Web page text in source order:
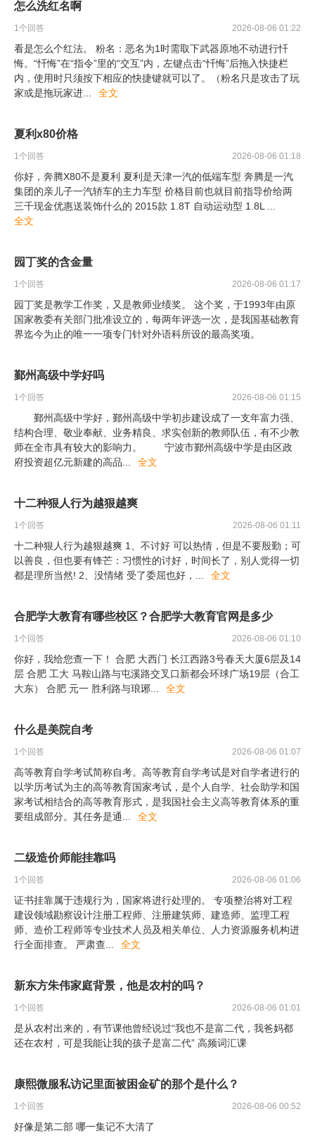
怎么洗红名啊
1个回答 2026-08-06 01:22
看是怎么个红法。 粉名：恶名为1时需取下武器原地不动进行忏
悔。“忏悔”在“指令”里的“交互”内，左键点击“忏悔”后拖入快捷栏
内，使用时只须按下相应的快捷键就可以了。（粉名只是攻击了玩
家或是拖玩家进
全文
夏利x80价格
1个回答 2026-08-06 01:18
你好，奔腾X80不是夏利 夏利是天津一汽的低端车型 奔腾是一汽
集团的亲儿子一汽轿车的主力车型 价格目前也就目前指导价给两
三千现金优惠送装饰什么的 2015款 1.8T 自动运动型 1.8L
全文
园丁奖的含金量
1个回答 2026-08-06 01:17
园丁奖是教学工作奖，又是教师业绩奖。 这个奖，于1993年由原
国家教委有关部门批准设立的，每两年评选一次，是我国基础教育
界迄今为止的唯一一项专门针对外语科所设的最高奖项。
鄞州高级中学好吗
1个回答 2026-08-06 01:15
鄞州高级中学好，鄞州高级中学初步建设成了一支年富力强、
结构合理、敬业奉献、业务精良、求实创新的教师队伍，有不少教
师在全市具有较大的影响力。 宁波市鄞州高级中学是由区政
府投资超亿元新建的高品
全文
十二种狠人行为越狠越爽
1个回答 2026-08-06 01:11
十二种狠人行为越狠越爽 1、不讨好 可以热情，但是不要殷勤；可
以善良，但也要有锋芒：习惯性的讨好，时间长了，别人觉得一切
都是理所当然! 2、没情绪 受了委屈也好，
全文
合肥学大教育有哪些校区？合肥学大教育官网是多少
1个回答 2026-08-06 01:10
你好，我给您查一下！ 合肥 大西门 长江西路3号春天大厦6层及14
层 合肥 工大 马鞍山路与屯溪路交叉口新都会环球广场19层（合工
大东） 合肥 元一 胜利路与琅琊
全文
什么是美院自考
1个回答 2026-08-06 01:07
高等教育自学考试简称自考。高等教育自学考试是对自学者进行的
以学历考试为主的高等教育国家考试，是个人自学、社会助学和国
家考试相结合的高等教育形式，是我国社会主义高等教育体系的重
要组成部分。其任务是通
全文
二级造价师能挂靠吗
1个回答 2026-08-06 01:06
证书挂靠属于违规行为，国家将进行处理的。 专项整治将对工程
建设领域勘察设计注册工程师、注册建筑师、建造师、监理工程
师、造价工程师等专业技术人员及相关单位、人力资源服务机构进
行全面排查。 严肃查
全文
新东方朱伟家庭背景，他是农村的吗？
1个回答 2026-08-06 01:01
是从农村出来的，有节课他曾经说过“我也不是富二代，我爸妈都
还在农村，可是我能让我的孩子是富二代” 高频词汇课
康熙微服私访记里面被困金矿的那个是什么？
1个回答 2026-08-06 00:52
好像是第二部 哪一集记不大清了